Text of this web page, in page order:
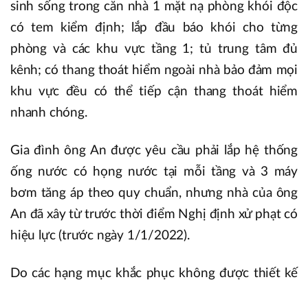
sinh sống trong căn nhà 1 mặt nạ phòng khói độc
có tem kiểm định; lắp đầu báo khói cho từng
phòng và các khu vực tầng 1; tủ trung tâm đủ
kênh; có thang thoát hiểm ngoài nhà bảo đảm mọi
khu vực đều có thể tiếp cận thang thoát hiểm
nhanh chóng.
Gia đình ông An được yêu cầu phải lắp hệ thống
ống nước có họng nước tại mỗi tầng và 3 máy
bơm tăng áp theo quy chuẩn, nhưng nhà của ông
An đã xây từ trước thời điểm Nghị định xử phạt có
hiệu lực (trước ngày 1/1/2022).
Do các hạng mục khắc phục không được thiết kế